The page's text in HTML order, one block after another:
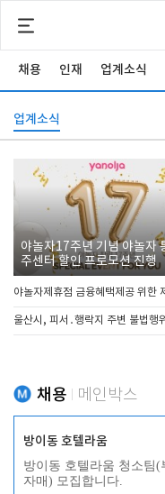
채용 인재 업계소식
업계소식
야놀자17주년 기념 야놀자
주센터 할인 프로모션 진행
야놀자제휴점 금융혜택제공 위한
울산시, 피서․행락지 주변 불법행
채용 메인박스
방이동 호텔라움
방이동 호텔라움 청소팀(
자매) 모집합니다.